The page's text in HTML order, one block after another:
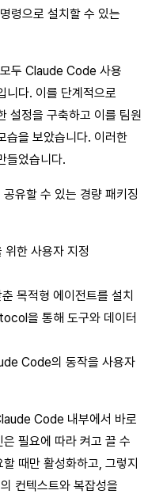
령으로 설치할 수 있는
두 Claude Code 사용
니다. 이를 단계적으로
설정을 구축하고 이를 팀원
습을 보았습니다. 이러한
들었습니다.
유할 수 있는 경량 패키징
위한 사용자 지정
목적형 에이전트를 설치
을 통해 도구와 데이터
Code의 동작을 사용자
Code 내부에서 바로
필요에 따라 켜고 끌 수
때만 활성화하고, 그렇지
컨텍스트와 복잡성을